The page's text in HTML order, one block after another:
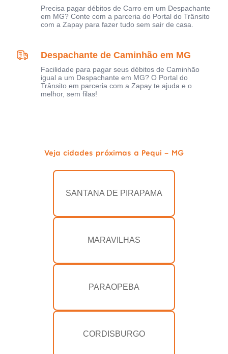
Precisa pagar débitos de Carro em um Despachante
em MG? Conte com a parceria do Portal do Trânsito
com a Zapay para fazer tudo sem sair de casa.
Despachante de Caminhão em MG
Facilidade para pagar seus débitos de Caminhão
igual a um Despachante em MG? O Portal do
Trânsito em parceria com a Zapay te ajuda e o
melhor, sem filas!
Veja cidades próximas a Pequi - MG
SANTANA DE PIRAPAMA
MARAVILHAS
PARAOPEBA
CORDISBURGO